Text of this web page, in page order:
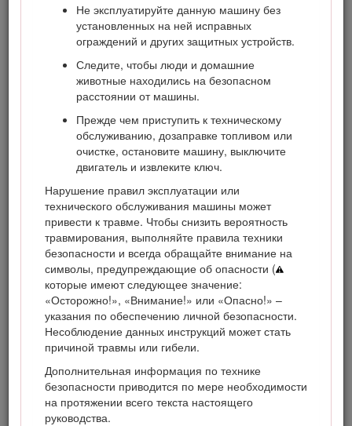
Не эксплуатируйте данную машину без
установленных на ней исправных
ограждений и других защитных устройств.
Следите, чтобы люди и домашние
животные находились на безопасном
расстоянии от машины.
Прежде чем приступить к техническому
обслуживанию, дозаправке топливом или
очистке, остановите машину, выключите
двигатель и извлеките ключ.
Нарушение правил эксплуатации или
технического обслуживания машины может
привести к травме. Чтобы снизить вероятность
травмирования, выполняйте правила техники
безопасности и всегда обращайте внимание на
символы, предупреждающие об опасности (
которые имеют следующее значение:
«Осторожно!», «Внимание!» или «Опасно!» –
указания по обеспечению личной безопасности.
Несоблюдение данных инструкций может стать
причиной травмы или гибели.
Дополнительная информация по технике
безопасности приводится по мере необходимости
на протяжении всего текста настоящего
руководства.
внимание к специальной информации, относящейся к
механической части машины, иПримечание
общую информацию, требующую специального
внимания.
Данное изделие соответствует всем европейским
директивам; подробные сведения содержатся в
документе «Декларация соответствия» на каждое
отдельное изделие.
Раздел 4442 или 4443 Калифорнийского свода законов по
общественным ресурсам запрещает использовать или
эксплуатировать на землях, покрытых лесом, кустарником
или травой, двигатель без исправного искрогасительного
устройства, описанного в разделе 4442 и
поддерживаемого в надлежащем рабочем состоянии; или
двигатель должен быть изготовлен, оборудован и
эксплуатироваться с соблюдением мер по
предотвращению пожара.
Прилагаемое Руководство владельца двигателя содержит
информацию о требованиях Агентства по охране
окружающей среды США (EPA) и (или) Директивы по
контролю вредных выбросов штата Калифорния,
касающихся систем выхлопа, технического обслуживания
и гарантии. Запасные части можно заказать у
изготовителя двигателя.